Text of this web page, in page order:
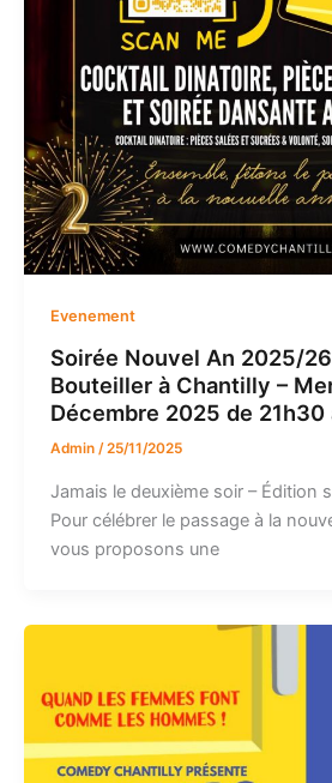
Evenement
Soirée Nouvel An 2025/
Bouteiller à Chantilly –
Décembre 2025 de 21h30
Admin /25/11/2025
Jamais le deuxième soir – Édition
Pour célébrer le passage à la
vous proposons une